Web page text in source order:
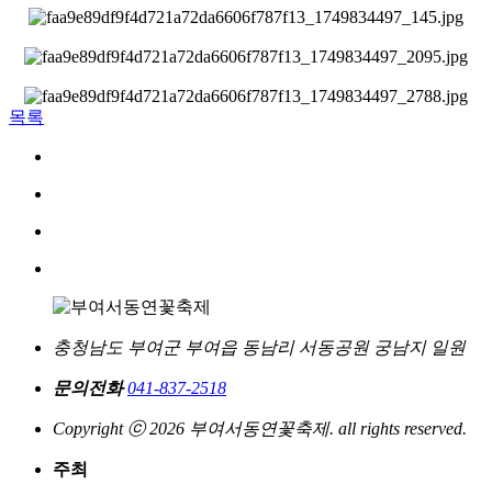
목록
충청남도 부여군 부여읍 동남리 서동공원 궁남지 일원
문의전화 041-837-2518
Copyright ⓒ 2026 부여서동연꽃축제. all rights reserved.
주최